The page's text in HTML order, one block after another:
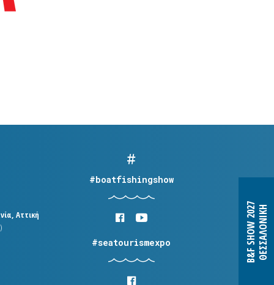
B&F SHOW 2027ΘΕΣΣΑΛΟΝΙΚΗ
Αττική
#boatfishingshow
#seatourismexpo